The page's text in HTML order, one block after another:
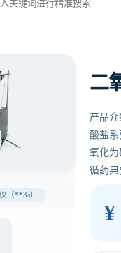
（**3s）
二
产品
酸盐
氧化
循药典
¥